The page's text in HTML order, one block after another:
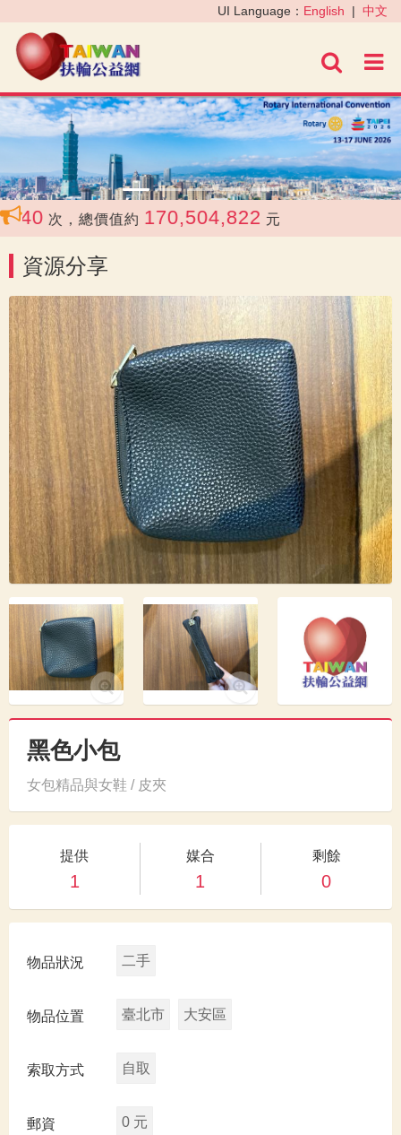
進階
UI Language： English | 中文
‹ ›
次，總價值約 170,504,822 元
資源分享
黑色小包
女包精品與女鞋 / 皮夾
提供
1
媒合
1
剩餘
0
物品狀況 二手
物品位置 臺北市 大安區
索取方式 自取
郵資 0 元